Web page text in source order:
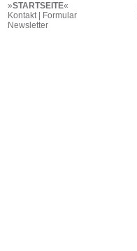
»STARTSEITE«
Kontakt | Formular
Newsletter